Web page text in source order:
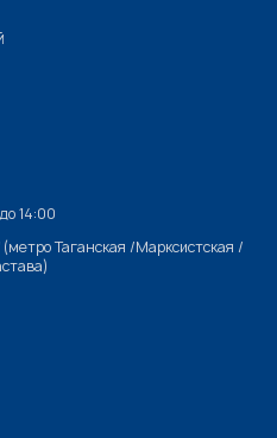
14:00
Таганская /Марксистская /